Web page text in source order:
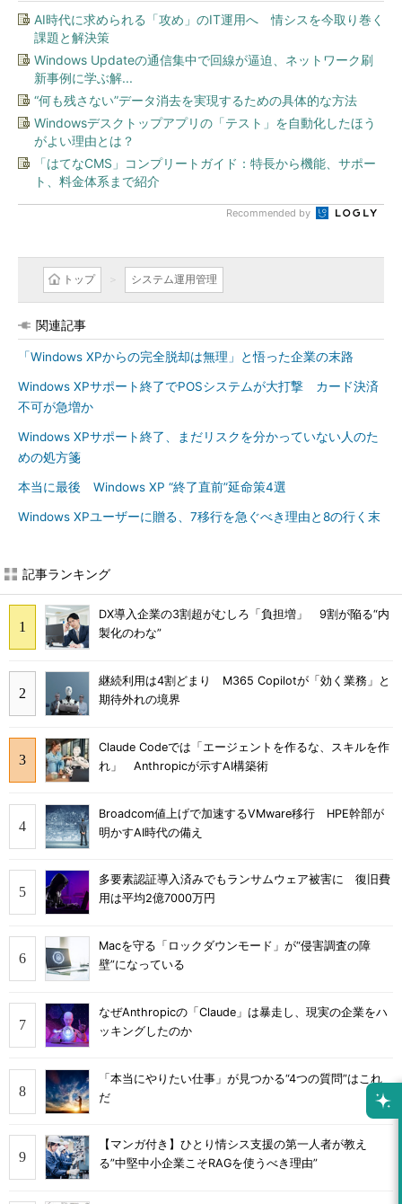
AI時代に求められる「攻め」のIT運用へ 情シスを今取り巻く
課題と解決策
Windows Updateの通信集中で回線が逼迫、ネットワーク刷
新事例に学ぶ解...
“何も残さない”データ消去を実現するための具体的な方法
Windowsデスクトップアプリの「テスト」を自動化したほう
がよい理由とは？
「はてなCMS」コンプリートガイド：特長から機能、サポー
ト、料金体系まで紹介
Recommended by
トップ システム運用管理
関連記事
「Windows XPからの完全脱却は無理」と悟った企業の末路
Windows XPサポート終了でPOSシステムが大打撃 カード決済
不可が急増か
Windows XPサポート終了、まだリスクを分かっていない人のた
めの処方箋
本当に最後 Windows XP “終了直前”延命策4選
Windows XPユーザーに贈る、7移行を急ぐべき理由と8の行く末
記事ランキング
DX導入企業の3割超がむしろ「負担増」 9割が陥る“内
製化のわな”
継続利用は4割どまり M365 Copilotが「効く業務」と
期待外れの境界
Claude Codeでは「エージェントを作るな、スキルを作
れ」 Anthropicが示すAI構築術
Broadcom値上げで加速するVMware移行 HPE幹部が
明かすAI時代の備え
多要素認証導入済みでもランサムウェア被害に 復旧費
用は平均2億7000万円
Macを守る「ロックダウンモード」が“侵害調査の障
壁”になっている
なぜAnthropicの「Claude」は暴走し、現実の企業をハ
ッキングしたのか
「本当にやりたい仕事」が見つかる“4つの質問”はこれ
だ
【マンガ付き】ひとり情シス支援の第一人者が教え
る”中堅中小企業こそRAGを使うべき理由”